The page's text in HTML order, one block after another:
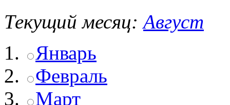
Текущий месяц: Август
Январь
Февраль
Март